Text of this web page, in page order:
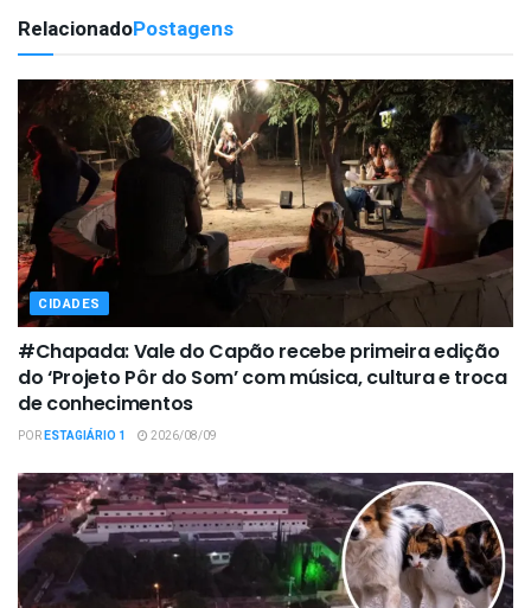
RelacionadoPostagens
CIDADES
#Chapada: Vale do Capão recebe primeira edição
do ‘Projeto Pôr do Som’ com música, cultura e troca
de conhecimentos
PORESTAGIÁRIO 1 2026/08/09